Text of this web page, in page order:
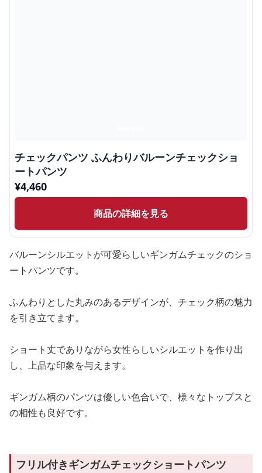
チェックパンツ ふんわりバルーンチェックショ
ートパンツ
¥4,460
商品の詳細を見る
バルーンシルエットが可愛らしいギンガムチェックのショ
ートパンツです。
ふんわりとした丸みのあるデザインが、チェック柄の魅力
を引き立てます。
ショート丈でありながら女性らしいシルエットを作り出
し、上品な印象を与えます。
ギンガム柄のパンツは優しい色合いで、様々なトップスと
の相性も良好です。
フリル付きギンガムチェックショートパンツ